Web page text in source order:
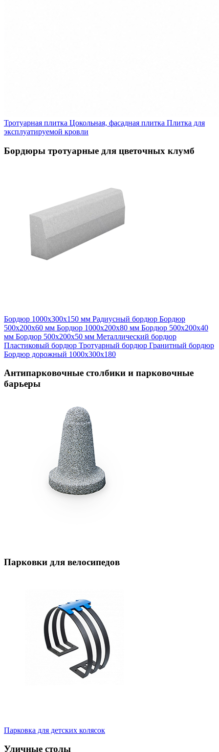
Тротуарная плитка Цокольная, фасадная плитка Плитка для
эксплуатируемой кровли
Бордюры тротуарные для цветочных клумб
Бордюр 1000х300х150 мм Радиусный бордюр Бордюр
500х200х60 мм Бордюр 1000х200х80 мм Бордюр 500х200х40
мм Бордюр 500х200х50 мм Металлический бордюр
Пластиковый бордюр Тротуарный бордюр Гранитный бордюр
Бордюр дорожный 1000х300х180
Антипарковочные столбики и парковочные
барьеры
Парковки для велосипедов
Парковка для детских колясок
Уличные столы